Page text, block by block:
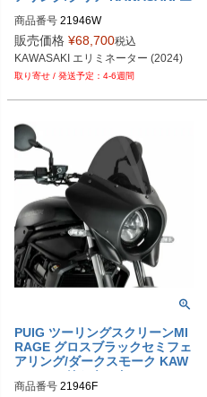
商品番号 21946W
販売価格 ¥68,700税込
KAWASAKI エリミネーター (2024)
4-6週間
PUIG ツーリングスクリーンMI
RAGE グロスブラックセミフェ
アリング/ダークスモーク KAW
ASAKIエリミネーター
商品番号 21946F